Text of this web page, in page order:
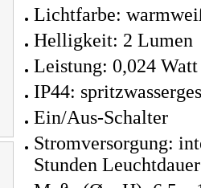
Lichtfarbe:
Helligkeit: 2 Lumen
Leistung: 0,024 Watt
IP44:
Ein/Aus-Schalter
Stromversorgung:
Stunden Leuchtdauer